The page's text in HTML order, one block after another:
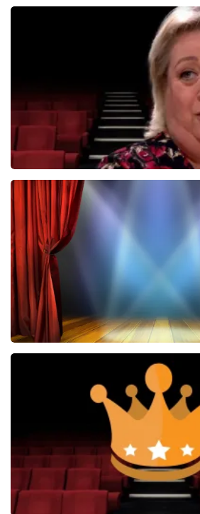
reviews
Christel De Laat
1153+reviews
BEKIJKEN
37 reviews
BEKIJKEN